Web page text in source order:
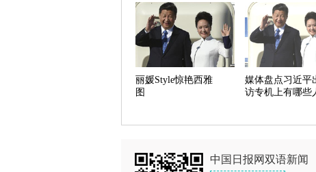
丽媛Style惊艳西雅
图
媒体盘点习近平
访专机上有哪些
中国日报网双语新闻